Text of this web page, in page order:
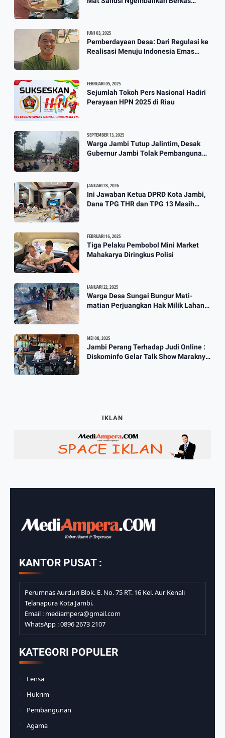
JUNI 03, 2025
Pemberdayaan Desa: Dari Regulasi ke
Realisasi Menuju Indonesia Emas
FEBRUARI 05, 2025
Sejumlah Tokoh Pers Nasional Hadiri
Perayaan HPN 2025 di Riau
SEPTEMBER 13, 2025
Warga Jambi Tutup Jalintim, Desak
Gubernur Jambi Tolak Pembangunan
JANUARI 28, 2026
Ini Jawaban Ketua DPRD Kota Jambi,
Dana TPG THR dan TPG 13 Masih
FEBRUARI 16, 2025
Tiga Pelaku Pembobol Mini Market
Mahakarya Diringkus Polisi
JANUARI 22, 2025
Warga Desa Sungai Bungur Mati-
matian Perjuangkan Hak Milik Lahan
MEI 08, 2025
Jambi Perang Terhadap Judi Online :
Diskominfo Gelar Talk Show Maraknya
IKLAN
KANTOR PUSAT :
Perumnas Aurduri Blok. E. No. 75 RT. 16 Kel. Aur Kenali
Telanapura Kota Jambi.
Email : mediampera@gmail.com
WhatsApp : 0896 2673 2107
KATEGORI POPULER
Lensa
Hukrim
Pembangunan
Agama